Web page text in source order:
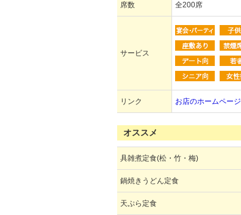
席数 全200席
サービス
リンク お店のホームページ
オススメ
具雑煮定食(松・竹・梅)
鍋焼きうどん定食
天ぷら定食